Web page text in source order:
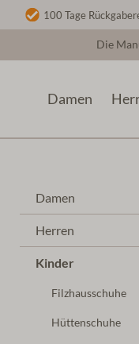
100 Tage
Die
Damen
Damen
Herren
Kinder
Filzhausschuhe
Hüttenschuhe